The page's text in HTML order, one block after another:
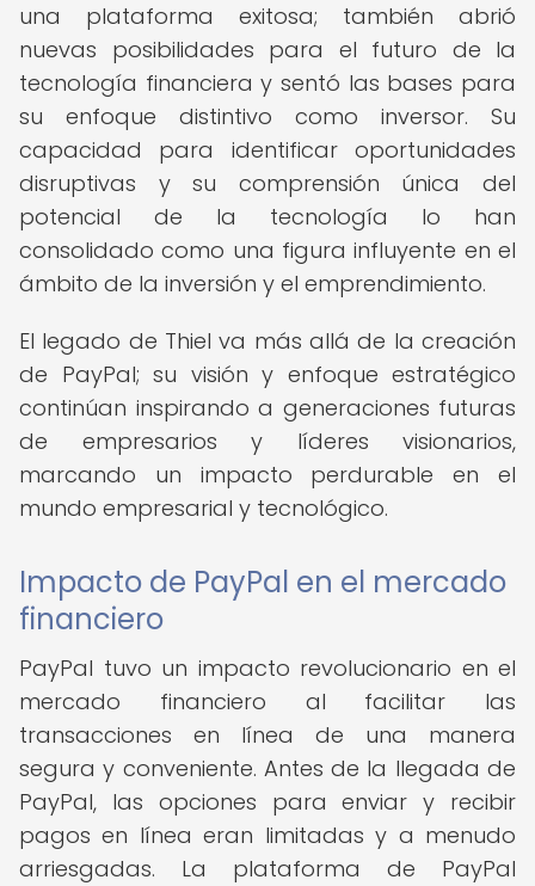
una plataforma exitosa; también abrió
nuevas posibilidades para el futuro de la
tecnología financiera y sentó las bases para
su enfoque distintivo como inversor. Su
capacidad para identificar oportunidades
disruptivas y su comprensión única del
potencial de la tecnología lo han
consolidado como una figura influyente en el
ámbito de la inversión y el emprendimiento.
El legado de Thiel va más allá de la creación
de PayPal; su visión y enfoque estratégico
continúan inspirando a generaciones futuras
de empresarios y líderes visionarios,
marcando un impacto perdurable en el
mundo empresarial y tecnológico.
Impacto de PayPal en el mercado
financiero
PayPal tuvo un impacto revolucionario en el
mercado financiero al facilitar las
transacciones en línea de una manera
segura y conveniente. Antes de la llegada de
PayPal, las opciones para enviar y recibir
pagos en línea eran limitadas y a menudo
arriesgadas. La plataforma de PayPal